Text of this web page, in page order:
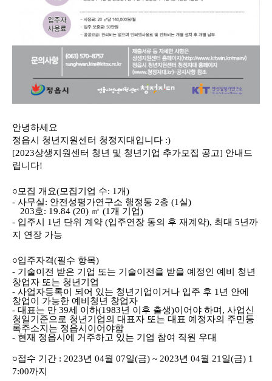
안녕하세요
정읍시 청년지원센터 청정지대입니다 :)
[2023상생지원센터 청년 및 청년기업 추가모집 공고] 안내드
립니다!
○모집 개요(모집기업 수: 1 개)
- 사무실: 안전성평가연구소 행정동 2층 (1 실)
203호: 19.84 (20) ㎡ (1 개 기업)
- 입주시 1 년 단위 계약 (입주연장 동의 후 재계약), 최대 5년까
지 연장 가능
○입주자격(필수 항목)
- 기술이전 받은 기업 또는 기술이전을 받을 예정인 예비 청년
창업자 또는 청년기업
- 사업자등록이 되어 있는 청년기업이거나 입주 후 1 년 안에
창업이 가능한 예비청년 창업자
- 대표는 만 39세 이하(1983년 이후 출생)이어야 하며 , 사업신
청일기준으로 청년기업의 대표자 또는 대표 예정자의 주민등
록주소지는 정읍시이어야함
- 현재 정읍시에 거주하고 있는 기업 참여 직원 우대
○접수 기간 : 2023년 04월 07일(금) ~ 2023년 04월 21 일(금) 1
7:00까지